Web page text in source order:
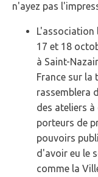
n'ayez pas
L'association
17 et 18
à Saint-
France sur la
rassemblera
des ateliers
porteurs de
pouvoirs
d'avoir eu le
comme la